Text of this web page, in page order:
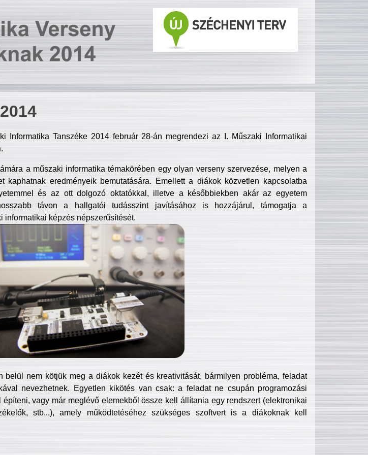
Informatika Tanszéke 2014 február 28-án megrendezi az I. Műszaki Informatikai
a műszaki informatika témakörében egy olyan verseny szervezése, melyen a
kaphatnak eredményeik bemutatására. Emellett a diákok közvetlen kapcsolatba
és az ott dolgozó oktatókkal, illetve a későbbiekben akár az egyetem
távon a hallgatói tudásszint javításához is hozzájárul, támogatja a
informatikai képzés népszerűsítését.
belül nem kötjük meg a diákok kezét és kreativitását, bármilyen probléma, feladat
nevezhetnek. Egyetlen kikötés van csak: a feladat ne csupán programozási
vagy már meglévő elemekből össze kell állítania egy rendszert (elektronikai
stb...), amely működtetéséhez szükséges szoftvert is a diákoknak kell